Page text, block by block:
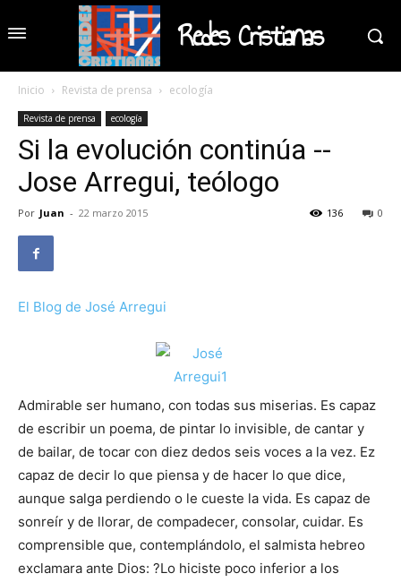
Redes Cristianas
Inicio Revista de prensa ecología
Revista de prensa ecología
Si la evolución continúa --
Jose Arregui, teólogo
Por Juan - 22 marzo 2015 0
136
El Blog de José Arregui
Admirable ser humano, con todas sus miserias. Es capaz
de escribir un poema, de pintar lo invisible, de cantar y
de bailar, de tocar con diez dedos seis voces a la vez. Ez
capaz de decir lo que piensa y de hacer lo que dice,
aunque salga perdiendo o le cueste la vida. Es capaz de
sonreír y de llorar, de compadecer, consolar, cuidar. Es
comprensible que, contemplándolo, el salmista hebreo
exclamara ante Dios: ?Lo hiciste poco inferior a los